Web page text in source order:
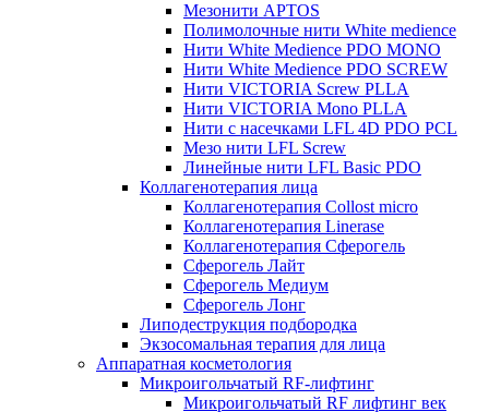
Мезонити APTOS
Полимолочные нити White medience
Нити White Medience PDO MONO
Нити White Medience PDO SCREW
Нити VICTORIA Screw PLLA
Нити VICTORIA Mono PLLA
Нити с насечками LFL 4D PDO PCL
Мезо нити LFL Screw
Линейные нити LFL Basic PDO
Коллагенотерапия лица
Коллагенотерапия Collost micro
Коллагенотерапия Linerase
Коллагенотерапия Сферогель
Сферогель Лайт
Сферогель Медиум
Сферогель Лонг
Липодеструкция подбородка
Экзосомальная терапия для лица
Аппаратная косметология
Микроигольчатый RF-лифтинг
Микроигольчатый RF лифтинг век